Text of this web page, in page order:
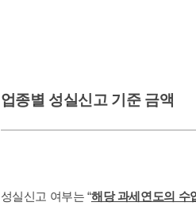
업종별 성실신고 기준 금액
성실신고 여부는 “해당 과세연도의 수